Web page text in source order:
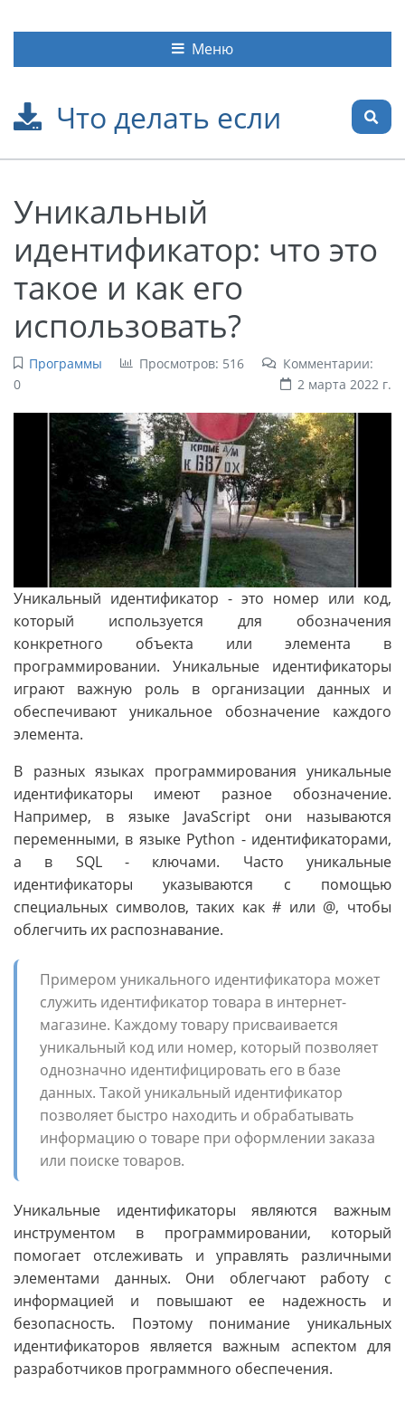
Что делать если
Меню
Уникальный
идентификатор: что это
такое и как его
использовать?
Программы Просмотров: 516
Комментарии:
0
2 марта 2022 г.
Уникальный идентификатор - это номер или код,
который используется для обозначения
конкретного объекта или элемента в
программировании. Уникальные идентификаторы
играют важную роль в организации данных и
обеспечивают уникальное обозначение каждого
элемента.
В разных языках программирования уникальные
идентификаторы имеют разное обозначение.
Например, в языке JavaScript они называются
переменными, в языке Python - идентификаторами,
а в SQL - ключами. Часто уникальные
идентификаторы указываются с помощью
специальных символов, таких как # или @, чтобы
облегчить их распознавание.
Примером уникального идентификатора может
служить идентификатор товара в интернет-
магазине. Каждому товару присваивается
уникальный код или номер, который позволяет
однозначно идентифицировать его в базе
данных. Такой уникальный идентификатор
позволяет быстро находить и обрабатывать
информацию о товаре при оформлении заказа
или поиске товаров.
Уникальные идентификаторы являются важным
инструментом в программировании, который
помогает отслеживать и управлять различными
элементами данных. Они облегчают работу с
информацией и повышают ее надежность и
безопасность. Поэтому понимание уникальных
идентификаторов является важным аспектом для
разработчиков программного обеспечения.